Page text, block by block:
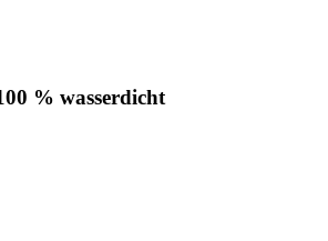
% wasserdicht